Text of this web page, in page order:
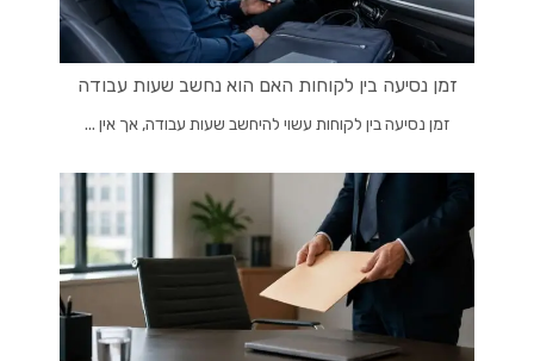
זמן נסיעה בין לקוחות האם הוא נחשב שעות עבודה
זמן נסיעה בין לקוחות עשוי להיחשב שעות עבודה, אך אין ...